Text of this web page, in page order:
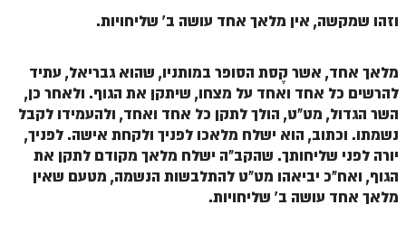
זוהר צו מתקדמים
פרשת שמיני מתקדמים
ספר הזוהר פרשת תזריע למתחילים
ספר הזוהר פרשת תזריע למתקדמים
זוהר מצורע מתחילים
וזהו שמקשה, אין מלאך אחד עושה ב' שליחויות.
מלאך אחד, אשר קֶסת הסופר במותניו, שהוא גבריאל, עתיד
להרשים כל אחד ואחד על מצחו, שיתקן את הגוף. ולאחר כן,
השר הגדול, מט"ט, הולך לתקן כל אחד ואחד, ולהעמידו לקבל
נשמתו. וכתוב, הוא ישלח מלאכו לפניך ולקחת אישה. לפניך,
יורה לפני שליחותך. שהקב"ה ישלח מלאך מקודם לתקן את
הגוף, ואח"כ יביאהו מט"ט להתלבשות הנשמה, מטעם שאין
מלאך אחד עושה ב' שליחויות.